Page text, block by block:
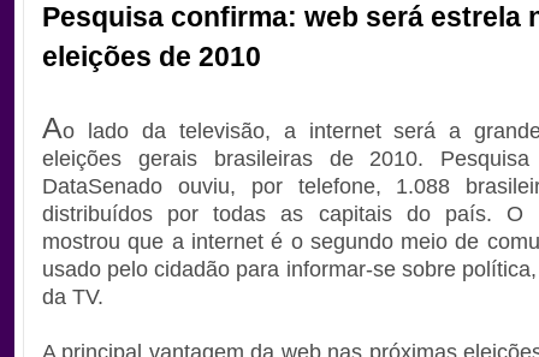
Pesquisa confirma: web será estrela
eleições de 2010
Ao lado da televisão, a internet será a
eleições gerais brasileiras de 2010.
DataSenado ouviu, por telefone, 1.088
distribuídos por todas as capitais do país. O
mostrou que a internet é o segundo meio de
usado pelo cidadão para informar-se sobre
da TV.
A principal vantagem da web nas próximas